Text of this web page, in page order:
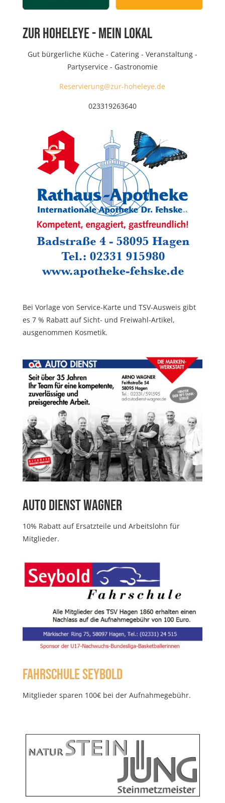
ZUR HOHELEYE - MEIN LOKAL
Gut bürgerliche Küche - Catering - Veranstaltung -
Partyservice - Gastronomie
Reservierung@zur-hoheleye.de
023319263640
Bei Vorlage von Service-Karte und TSV-Ausweis gibt
es 7 % Rabatt auf Sicht- und Freiwahl-Artikel,
ausgenommen Kosmetik.
Auto Dienst Wagner
10% Rabatt auf Ersatzteile und Arbeitslohn für
Mitglieder.
Fahrschule Seybold
Mitglieder sparen 100€ bei der Aufnahmegebühr.